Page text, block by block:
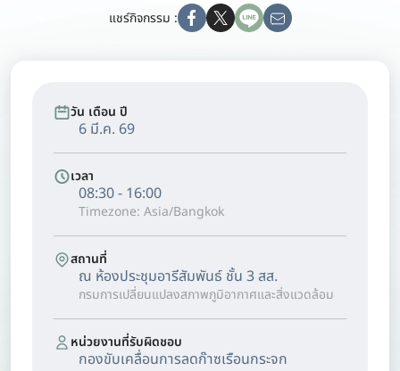
แชร์กิจกรรม :
วัน เดือน ปี
6 มี.ค. 69
เวลา
08:30 - 16:00
Timezone: Asia/Bangkok
สถานที่
ณ ห้องประชุมอารีสัมพันธ์ ชั้น 3 สส.
กรมการเปลี่ยนแปลงสภาพภูมิอากาศและสิ่งแวดล้อม
หน่วยงานที่รับผิดชอบ
กองขับเคลื่อนการลดก๊าซเรือนกระจก